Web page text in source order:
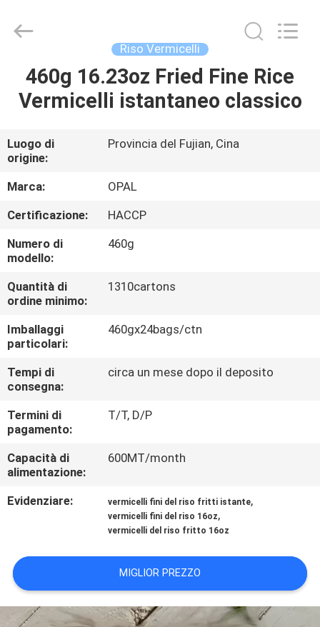
CASA
CIRCA
NOI
GIRO
DELLA
FABBRICA
CONTROLLO
DI
QUALITÀ
CONTATTICI
RICHIEDA
UNA
MAPPA
DEL
SITO
Rights
Riso Vermicelli
460g 16.23oz Fried Fine Rice
Vermicelli istantaneo classico
Luogo di
origine:
Provincia del Fujian, Cina
Marca:
OPAL
Certificazione:
HACCP
Numero di
modello:
460g
Quantità di
ordine minimo:
1310cartons
Imballaggi
particolari:
460gx24bags/ctn
Tempi di
consegna:
circa un mese dopo il deposito
Termini di
pagamento:
T/T, D/P
Capacità di
alimentazione:
600MT/month
Evidenziare: vermicelli fini del riso fritti istante,
vermicelli fini del riso 16oz,
vermicelli del riso fritto 16oz
MIGLIOR PREZZO